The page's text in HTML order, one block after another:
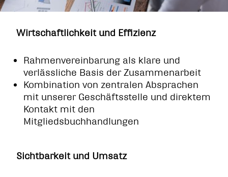
Wirtschaftlichkeit und Effizienz
Rahmenvereinbarung als klare und
verlässliche Basis der Zusammenarbeit
Kombination von zentralen Absprachen
mit unserer Geschäftsstelle und direktem
Kontakt mit den
Mitgliedsbuchhandlungen
Sichtbarkeit und Umsatz